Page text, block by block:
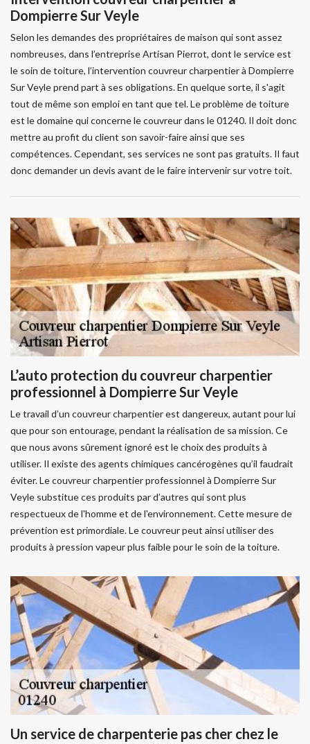
Dompierre Sur Veyle
Selon les demandes des propriétaires de maison qui sont assez
nombreuses, dans l’entreprise Artisan Pierrot, dont le service est
le soin de toiture, l’intervention couvreur charpentier à Dompierre
Sur Veyle prend part à ses obligations. En quelque sorte, il s'agit
tout de même son emploi en tant que tel. Le problème de toiture
est le domaine qui concerne le couvreur dans le 01240. Il doit donc
mettre au profit du client son savoir-faire ainsi que ses
compétences. Cependant, ses services ne sont pas gratuits. Il faut
donc demander un devis avant de le faire intervenir sur votre toit.
L’auto protection du couvreur charpentier
professionnel à Dompierre Sur Veyle
Le travail d’un couvreur charpentier est dangereux, autant pour lui
que pour son entourage, pendant la réalisation de sa mission. Ce
que nous avons sûrement ignoré est le choix des produits à
utiliser. Il existe des agents chimiques cancérogènes qu’il faudrait
éviter. Le couvreur charpentier professionnel à Dompierre Sur
Veyle substitue ces produits par d’autres qui sont plus
respectueux de l'homme et de l'environnement. Cette mesure de
prévention est primordiale. Le couvreur peut ainsi utiliser des
produits à pression vapeur plus faible pour le soin de la toiture.
Un service de charpenterie pas cher chez le